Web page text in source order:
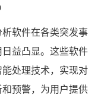
析软件在各类突发事
益凸显。这些软件
处理技术，实现对
预警，为用户提供